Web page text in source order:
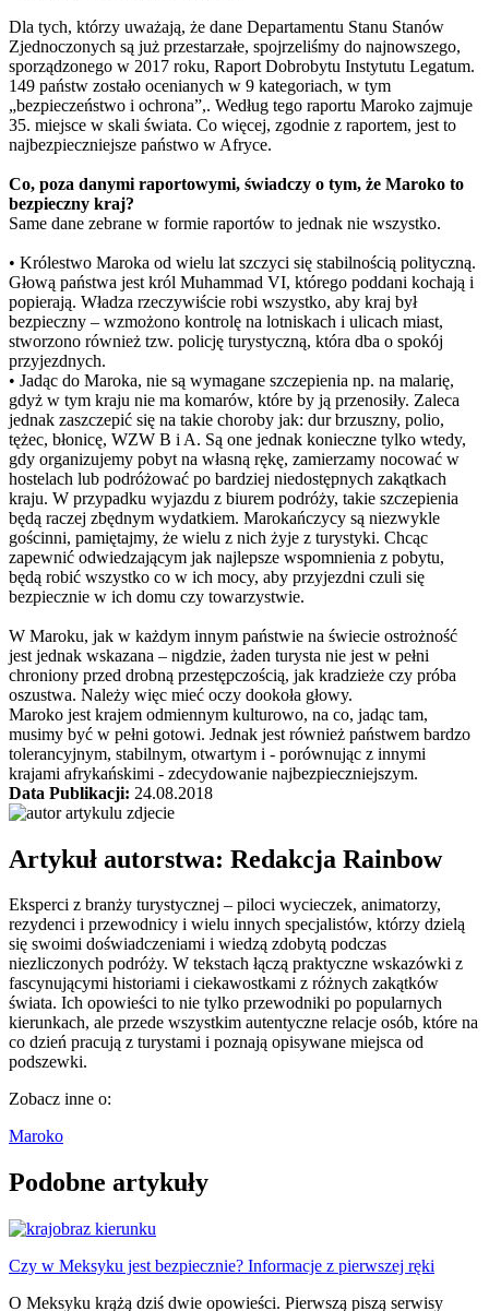
Dla tych, którzy uważają, że dane Departamentu Stanu Stanów
Zjednoczonych są już przestarzałe, spojrzeliśmy do najnowszego,
sporządzonego w 2017 roku, Raport Dobrobytu Instytutu Legatum.
149 państw zostało ocenianych w 9 kategoriach, w tym
„bezpieczeństwo i ochrona”,. Według tego raportu Maroko zajmuje
35. miejsce w skali świata. Co więcej, zgodnie z raportem, jest to
najbezpieczniejsze państwo w Afryce.
Co, poza danymi raportowymi, świadczy o tym, że Maroko to
bezpieczny kraj?
Same dane zebrane w formie raportów to jednak nie wszystko.
• Królestwo Maroka od wielu lat szczyci się stabilnością polityczną.
Głową państwa jest król Muhammad VI, którego poddani kochają i
popierają. Władza rzeczywiście robi wszystko, aby kraj był
bezpieczny – wzmożono kontrolę na lotniskach i ulicach miast,
stworzono również tzw. policję turystyczną, która dba o spokój
przyjezdnych.
• Jadąc do Maroka, nie są wymagane szczepienia np. na malarię,
gdyż w tym kraju nie ma komarów, które by ją przenosiły. Zaleca
jednak zaszczepić się na takie choroby jak: dur brzuszny, polio,
tężec, błonicę, WZW B i A. Są one jednak konieczne tylko wtedy,
gdy organizujemy pobyt na własną rękę, zamierzamy nocować w
hostelach lub podróżować po bardziej niedostępnych zakątkach
kraju. W przypadku wyjazdu z biurem podróży, takie szczepienia
będą raczej zbędnym wydatkiem. Marokańczycy są niezwykle
gościnni, pamiętajmy, że wielu z nich żyje z turystyki. Chcąc
zapewnić odwiedzającym jak najlepsze wspomnienia z pobytu,
będą robić wszystko co w ich mocy, aby przyjezdni czuli się
bezpiecznie w ich domu czy towarzystwie.
W Maroku, jak w każdym innym państwie na świecie ostrożność
jest jednak wskazana – nigdzie, żaden turysta nie jest w pełni
chroniony przed drobną przestępczością, jak kradzieże czy próba
oszustwa. Należy więc mieć oczy dookoła głowy.
Maroko jest krajem odmiennym kulturowo, na co, jadąc tam,
musimy być w pełni gotowi. Jednak jest również państwem bardzo
tolerancyjnym, stabilnym, otwartym i - porównując z innymi
krajami afrykańskimi - zdecydowanie najbezpieczniejszym.
Data Publikacji: 24.08.2018
Artykuł autorstwa: Redakcja Rainbow
Eksperci z branży turystycznej – piloci wycieczek, animatorzy,
rezydenci i przewodnicy i wielu innych specjalistów, którzy dzielą
się swoimi doświadczeniami i wiedzą zdobytą podczas
niezliczonych podróży. W tekstach łączą praktyczne wskazówki z
fascynującymi historiami i ciekawostkami z różnych zakątków
świata. Ich opowieści to nie tylko przewodniki po popularnych
kierunkach, ale przede wszystkim autentyczne relacje osób, które na
co dzień pracują z turystami i poznają opisywane miejsca od
podszewki.
Zobacz inne o:
Maroko
Podobne artykuły
Czy w Meksyku jest bezpiecznie? Informacje z pierwszej ręki
O Meksyku krążą dziś dwie opowieści. Pierwszą piszą serwisy